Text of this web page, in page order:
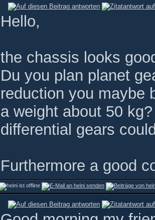
Hello,
the chassis looks
Du you plan planet
reduction you maybe
a weight about 50
differential gears
Furthermore a good